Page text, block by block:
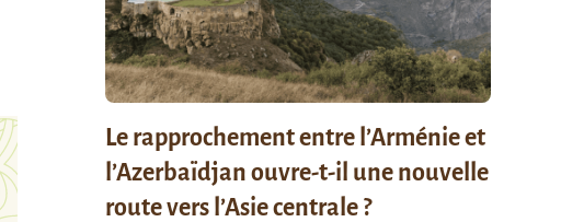
Le rapprochement entre l’Arménie et
l’Azerbaïdjan ouvre-t-il une nouvelle
route vers l’Asie centrale ?